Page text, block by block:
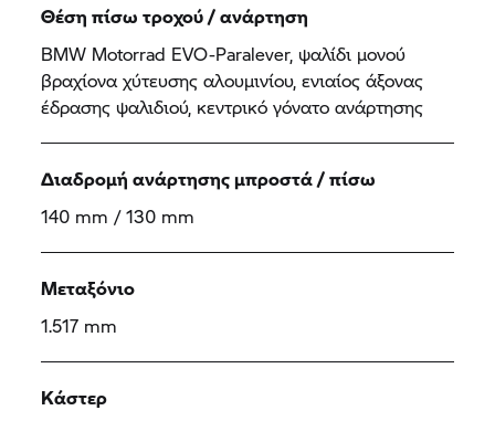
Θέση πίσω τροχού / ανάρτηση
BMW Motorrad EVO-Paralever, ψαλίδι μονού
βραχίονα χύτευσης αλουμινίου, ενιαίος άξονας
έδρασης ψαλιδιού, κεντρικό γόνατο ανάρτησης
Διαδρομή ανάρτησης μπροστά / πίσω
140 mm / 130 mm
Μεταξόνιο
1.517 mm
Κάστερ